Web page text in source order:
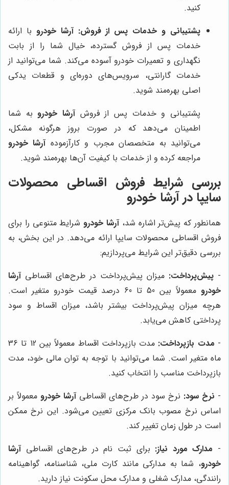
کنید.
پشتیبانی و خدمات پس از فروش: آرشا خودرو با ارائه
خدمات پس از فروش گسترده، خیال شما را از بابت
نگهداری و تعمیرات خودرو آسوده می‌کند. شما می‌توانید از
خدمات گارانتی، سرویس‌های دوره‌ای و قطعات یدکی
اصلی بهره‌مند شوید.
پشتیبانی و خدمات پس از فروشآرشا خودرو به شما
اطمینان می‌دهد که در صورت بروز هرگونه مشکل،
می‌توانید به متخصصان مجرب و کارآزمودهآرشا خودرو
مراجعه کرده و از خدمات با کیفیت آن‌ها بهره‌مند شوید.
بررسی شرایط فروش اقساطی محصولات
سایپا در آرشا خودرو
همانطور که پیش‌تر اشاره شد،آرشا خودرو شرایط متنوعی را برای
فروش اقساطی محصولات سایپا ارائه می‌دهد. در این بخش، به
بررسی دقیق‌تر این شرایط می‌پردازیم:
- پیش‌پرداخت: میزان پیش‌پرداخت در طرح‌های اقساطیآرشا
خودرو
معمولاً بین 50 تا 60 درصد قیمت خودرو متغیر است.
هرچه میزان پیش‌پرداخت بیشتر باشد، میزان اقساط و سود
پرداختی کاهش می‌یابد.
- مدت بازپرداخت:
مدت بازپرداخت اقساط معمولاً بین 12 تا 36
ماه متغیر است. شما می‌توانید با توجه به توان مالی خود، مدت
بازپرداخت مناسب را انتخاب کنید.
- نرخ سود: نرخ سود در طرح‌های اقساطیآرشا خودرو معمولاً بر
اساس نرخ مصوب بانک مرکزی تعیین می‌شود. این نرخ ممکن
است در طول زمان تغییر کند.
- مدارک مورد نیاز: برای ثبت نام در طرح‌های اقساطیآرشا
خودرو، شما به مدارکی مانند کارت ملی، شناسنامه، گواهینامه
رانندگی، مدارک شغلی و مدارک محل سکونت نیاز دارید.